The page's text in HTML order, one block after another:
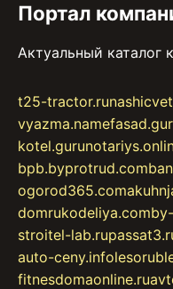
Портал
Актуальный каталог
t25-tractor.ru
vyazma.name
kotel.guru
bpb.byprotrud.com
ogorod365.com
domrukodeliya.com
stroitel-lab.ru
auto-ceny.info
fitnesdomaonline.ru